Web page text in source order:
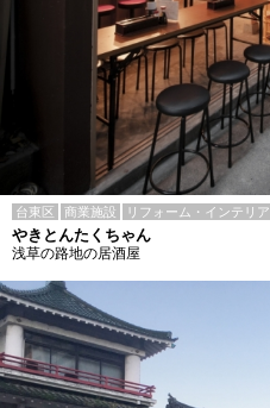
台東区 商業施設 リフォーム・インテリア
やきとんたくちゃん
浅草の路地の居酒屋